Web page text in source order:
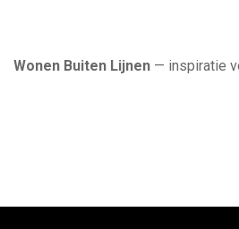
Wonen Buiten Lijnen — inspiratie